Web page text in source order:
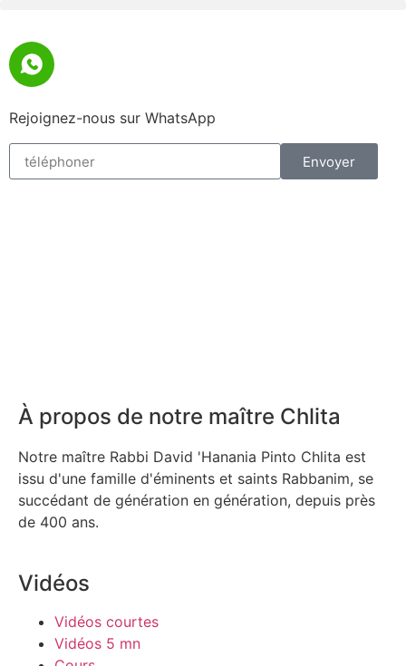
Rejoignez-nous sur WhatsApp
Envoyer
À propos de notre maître Chlita
Notre maître Rabbi David 'Hanania Pinto Chlita est
issu d'une famille d'éminents et saints Rabbanim, se
succédant de génération en génération, depuis près
de 400 ans.
Vidéos
Vidéos courtes
Vidéos 5 mn